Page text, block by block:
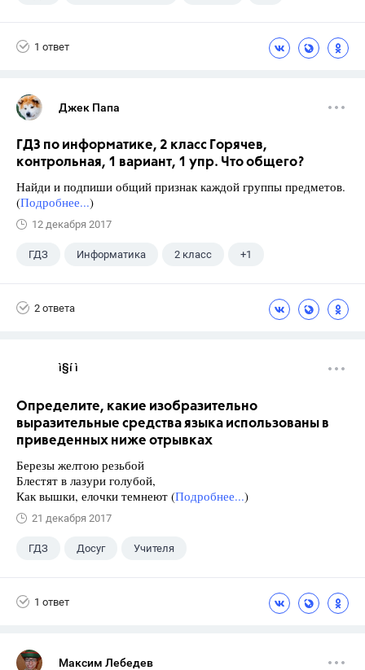
1 ответ
Джек Папа
ГДЗ по информатике, 2 класс Горячев,
контрольная, 1 вариант, 1 упр. Что общего?
Найди и подпиши общий признак каждой группы предметов.
(Подробнее...)
12 декабря 2017
ГДЗ Информатика 2 класс +1
2 ответа
ì§í ì 
Определите, какие изобразительно
выразительные средства языка использованы в
приведенных ниже отрывках
Березы желтою резьбой
Блестят в лазури голубой,
Как вышки, елочки темнеют (Подробнее...)
21 декабря 2017
ГДЗ Досуг Учителя
1 ответ
Максим Лебедев